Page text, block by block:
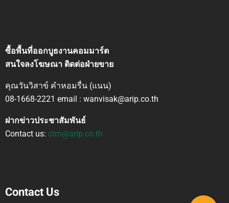
ซื้อพื้นที่ออกบูธงานคอมมาร์ต
สนใจลงโฆษณา ติดต่อฝ่ายขาย
คุณวันวิสาข์ คำหอมรื่น (แนน)
08-1668-2221 email : wanvisak@arip.co.th
ฝากข่าวประชาสัมพันธ์
Contact us: ctm@arip.co.th
Contact Us